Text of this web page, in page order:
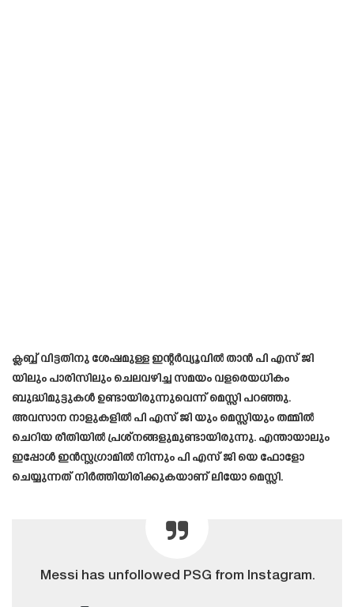
ക്ലബ്ബ് വിട്ടതിനു ശേഷമുള്ള ഇന്റർവ്യൂവിൽ താൻ പി എസ് ജി
യിലും പാരിസിലും ചെലവഴിച്ച സമയം വളരെയധികം
ബുദ്ധിമുട്ടുകൾ ഉണ്ടായിരുന്നുവെന്ന് മെസ്സി പറഞ്ഞു.
അവസാന നാളുകളിൽ പി എസ് ജി യും മെസ്സിയും തമ്മിൽ
ചെറിയ രീതിയിൽ പ്രശ്നങ്ങളുമുണ്ടായിരുന്നു. എന്തായാലും
ഇപ്പോൾ ഇൻസ്റ്റഗ്രാമിൽ നിന്നും പി എസ് ജി യെ ഫോളോ
ചെയ്യുന്നത് നിർത്തിയിരിക്കുകയാണ് ലിയോ മെസ്സി.
Messi has unfollowed PSG from Instagram.